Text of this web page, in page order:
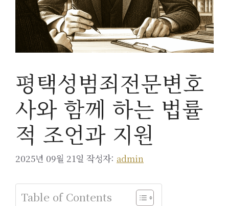
평택성범죄전문변호
사와 함께 하는 법률
적 조언과 지원
2025년 09월 21일 작성자: admin
Table of Contents